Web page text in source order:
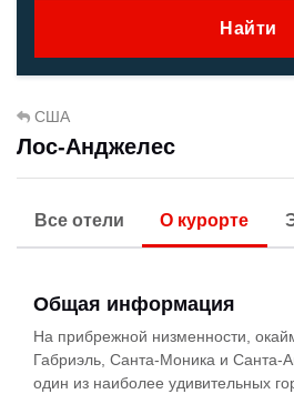
Найти
США
Лос-Анджелес
Все отели О курорте
Общая информация
На прибрежной низменности,
Габриэль, Санта-Моника и Санта-
один из наиболее удивительных